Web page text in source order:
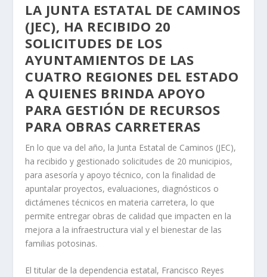
LA JUNTA ESTATAL DE CAMINOS
(JEC), HA RECIBIDO 20
SOLICITUDES DE LOS
AYUNTAMIENTOS DE LAS
CUATRO REGIONES DEL ESTADO
A QUIENES BRINDA APOYO
PARA GESTIÓN DE RECURSOS
PARA OBRAS CARRETERAS
En lo que va del año, la Junta Estatal de Caminos (JEC),
ha recibido y gestionado solicitudes de 20 municipios,
para asesoría y apoyo técnico, con la finalidad de
apuntalar proyectos, evaluaciones, diagnósticos o
dictámenes técnicos en materia carretera, lo que
permite entregar obras de calidad que impacten en la
mejora a la infraestructura vial y el bienestar de las
familias potosinas.
El titular de la dependencia estatal, Francisco Reyes